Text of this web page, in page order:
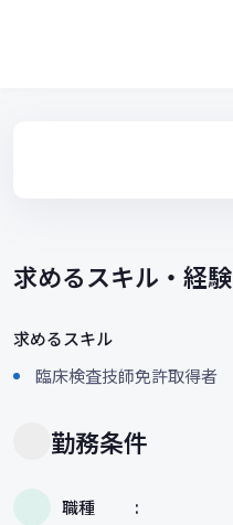
求めるスキル・経験
求めるスキル
臨床検査技師免許取得者
勤務条件
職種